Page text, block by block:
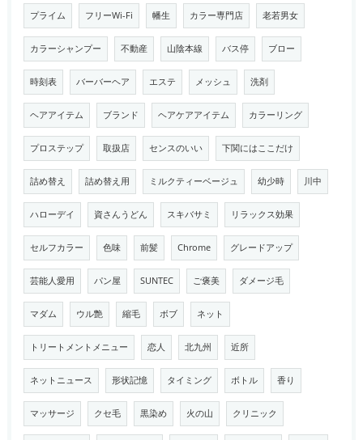
プライム フリーWi-Fi 幡生 カラー専門店 老若男女
カラーシャンプー 不動産 山陰本線 バス停 ブロー
時刻表 バーバーヘア エステ メッシュ 洗剤
ヘアアイテム ブランド ヘアケアアイテム カラーリング
プロステップ 取扱店 センスのいい 下関にはここだけ
詰め替え 詰め替え用 ミルクティーベージュ 幼少時 川中
ハローデイ 資さんうどん スキバサミ リラックス効果
セルフカラー 色味 前髪 Chrome グレードアップ
芸能人愛用 パン屋 SUNTEC ご褒美 ダメージ毛
マダム ウル艶 縮毛 ボブ ネット
トリートメントメニュー 恋人 北九州 近所
ネットニュース 形状記憶 タイミング ボトル 香り
マッサージ クセ毛 黒染め 火の山 クリニック